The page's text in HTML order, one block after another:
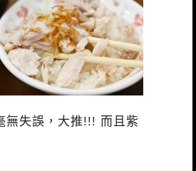
無失誤，大推!!! 而且紫